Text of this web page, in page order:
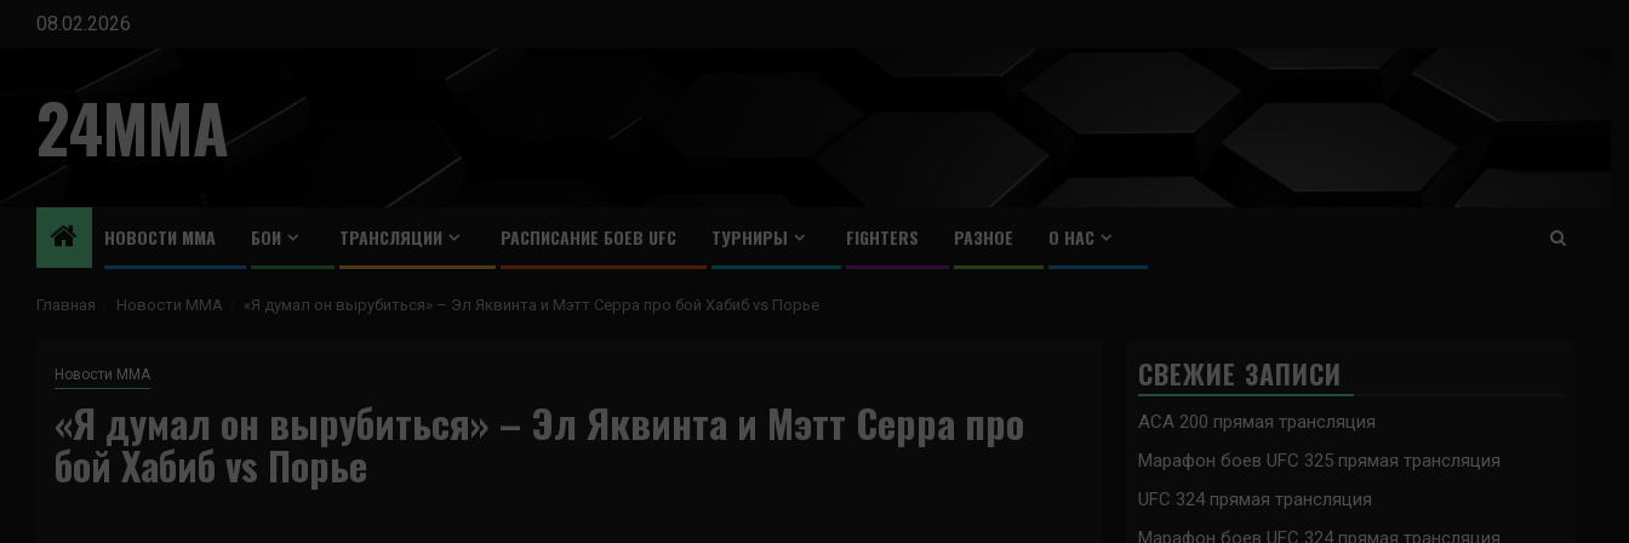
Перейти
содержимому
08.02.2026
24MMA
НОВОСТИ ММА БОИ ТРАНСЛЯЦИИ РАСПИСАНИЕ БОЕВ UFC ТУРНИРЫ FIGHTERS РАЗНОЕ О НАС
Главная Новости ММА «Я думал он вырубиться» – Эл Яквинта и Мэтт Серра про бой Хабиб vs Порье
Новости ММА
«Я думал он вырубиться» – Эл Яквинта и Мэтт Серра про
бой Хабиб vs Порье
СВЕЖИЕ ЗАПИСИ
ACA 200 прямая трансляция
Марафон боев UFC 325 прямая трансляция
UFC 324 прямая трансляция
Марафон боев UFC 324 прямая трансляция